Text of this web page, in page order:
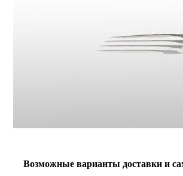
Возможные варианты доставки и